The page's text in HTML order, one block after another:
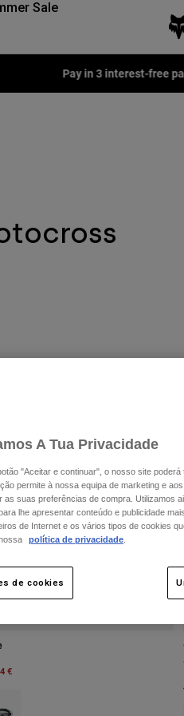
Sale
Pay in 3 interest-free
€
A Tua Privacidade
"Aceitar e continuar", o nosso site
permite à nossa equipa de marketing e
as suas preferências de compra. Utilizamos
lhe apresentar conteúdo e publicidade
de Internet e os vários tipos de cookies
política de privacidade.
de cookies